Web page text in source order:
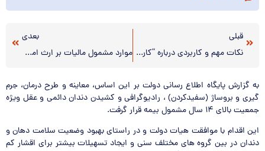
نکات مهم و کاربردی درباره “کارت ویزیت”
موارد مشمول مالیات بر ارث اموال متوفیان
اطلاع رسانی دولت بر این اساس، معاینه و طرح درمان، جرم
، رادیوگرافی و کشیدن دندان دائمی و عقل ویژه
هیات دولت و در راستای بهبود وضعیت سلامت دهان و
های مختلف سنی و ایجاد تسهیلات بیشتر برای اقشار کم
اجتماعی